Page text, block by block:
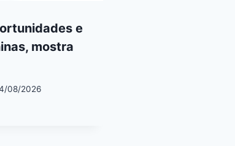
e
mostra
08/2026